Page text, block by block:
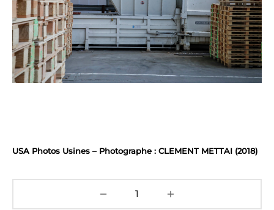
USA Photos Usines – Photographe : CLEMENT METTAI (2018)